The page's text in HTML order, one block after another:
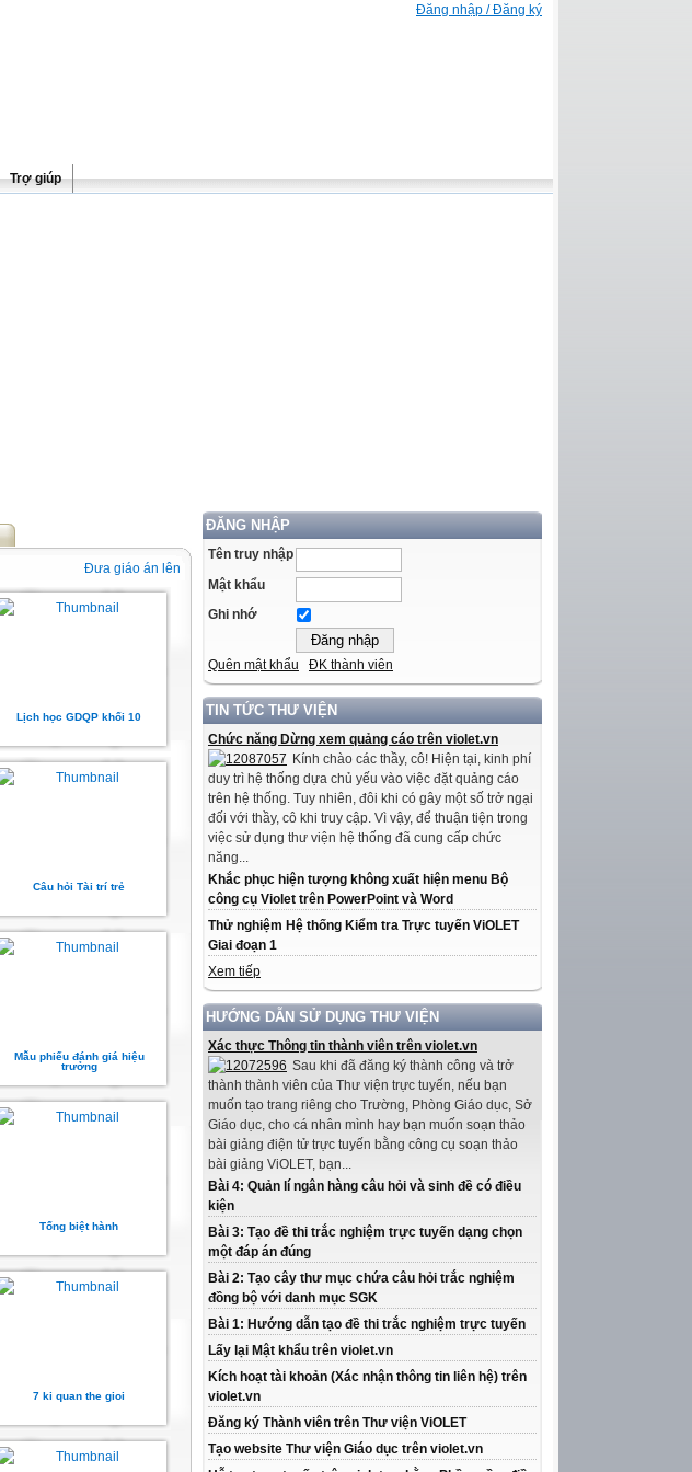
Đăng nhập / Đăng ký
Trợ giúp
ĐĂNG NHẬP
Tên truy nhập
Mật khẩu
Ghi nhớ
Quên mật khẩu ĐK thành viên
TIN TỨC THƯ VIỆN
Chức năng Dừng xem quảng cáo trên violet.vn
Kính chào các thầy, cô! Hiện tại, kinh phí
duy trì hệ thống dựa chủ yếu vào việc đặt quảng cáo
trên hệ thống. Tuy nhiên, đôi khi có gây một số trở ngại
đối với thầy, cô khi truy cập. Vì vậy, để thuận tiện trong
việc sử dụng thư viện hệ thống đã cung cấp chức
năng...
Khắc phục hiện tượng không xuất hiện menu Bộ
công cụ Violet trên PowerPoint và Word
Thử nghiệm Hệ thống Kiểm tra Trực tuyến ViOLET
Giai đoạn 1
Xem tiếp
HƯỚNG DẪN SỬ DỤNG THƯ VIỆN
Xác thực Thông tin thành viên trên violet.vn
Sau khi đã đăng ký thành công và trở
thành thành viên của Thư viện trực tuyến, nếu bạn
muốn tạo trang riêng cho Trường, Phòng Giáo dục, Sở
Giáo dục, cho cá nhân mình hay bạn muốn soạn thảo
bài giảng điện tử trực tuyến bằng công cụ soạn thảo
bài giảng ViOLET, bạn...
Bài 4: Quản lí ngân hàng câu hỏi và sinh đề có điều
kiện
Bài 3: Tạo đề thi trắc nghiệm trực tuyến dạng chọn
một đáp án đúng
Bài 2: Tạo cây thư mục chứa câu hỏi trắc nghiệm
đồng bộ với danh mục SGK
Bài 1: Hướng dẫn tạo đề thi trắc nghiệm trực tuyến
Lấy lại Mật khẩu trên violet.vn
Kích hoạt tài khoản (Xác nhận thông tin liên hệ) trên
violet.vn
Đăng ký Thành viên trên Thư viện ViOLET
Tạo website Thư viện Giáo dục trên violet.vn
Đưa giáo án lên
Lịch học GDQP khối 10
Câu hỏi Tài trí trẻ
Mẫu phiếu đánh giá hiệu
trưởng
Tống biệt hành
7 ki quan the gioi